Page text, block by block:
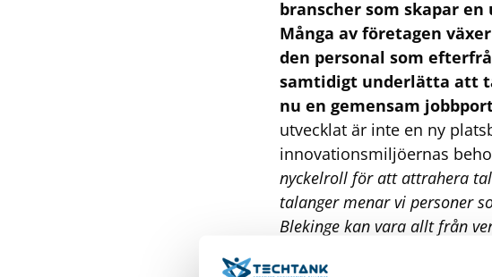
branscher som skapar
Många av företagen
den personal som
samtidigt underlätta att
nu en gemensam
utvecklat är inte en ny
innovationsmiljöernas
nyckelroll för att attrahera
talanger menar vi personer
Blekinge kan vara allt från